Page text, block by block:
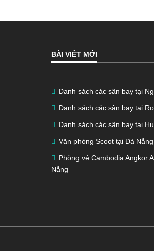
BÀI VIẾT MỚI
Danh sách các sân bay tại
Danh sách các sân bay tại
Danh sách các sân bay tại
Văn phòng Scoot tại Đà Nẵng
Phòng vé Cambodia Angkor
Nẵng